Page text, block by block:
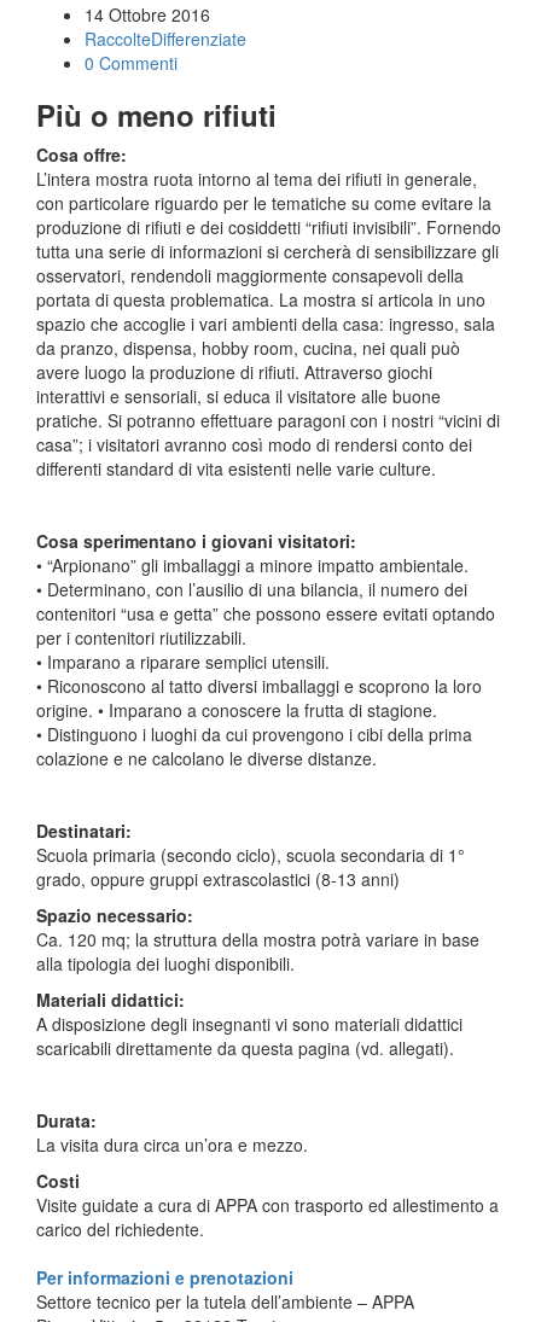
14 Ottobre 2016
RaccolteDifferenziate
0 Commenti
Più o meno rifiuti
Cosa offre:
L’intera mostra ruota intorno al tema dei rifiuti in generale,
con particolare riguardo per le tematiche su come evitare la
produzione di rifiuti e dei cosiddetti “rifiuti invisibili”. Fornendo
tutta una serie di informazioni si cercherà di sensibilizzare gli
osservatori, rendendoli maggiormente consapevoli della
portata di questa problematica. La mostra si articola in uno
spazio che accoglie i vari ambienti della casa: ingresso, sala
da pranzo, dispensa, hobby room, cucina, nei quali può
avere luogo la produzione di rifiuti. Attraverso giochi
interattivi e sensoriali, si educa il visitatore alle buone
pratiche. Si potranno effettuare paragoni con i nostri “vicini di
casa”; i visitatori avranno così modo di rendersi conto dei
differenti standard di vita esistenti nelle varie culture.
Cosa sperimentano i giovani visitatori:
• “Arpionano” gli imballaggi a minore impatto ambientale.
• Determinano, con l’ausilio di una bilancia, il numero dei
contenitori “usa e getta” che possono essere evitati optando
per i contenitori riutilizzabili.
• Imparano a riparare semplici utensili.
• Riconoscono al tatto diversi imballaggi e scoprono la loro
origine. • Imparano a conoscere la frutta di stagione.
• Distinguono i luoghi da cui provengono i cibi della prima
colazione e ne calcolano le diverse distanze.
Destinatari:
Scuola primaria (secondo ciclo), scuola secondaria di 1°
grado, oppure gruppi extrascolastici (8-13 anni)
Spazio necessario:
Ca. 120 mq; la struttura della mostra potrà variare in base
alla tipologia dei luoghi disponibili.
Materiali didattici:
A disposizione degli insegnanti vi sono materiali didattici
scaricabili direttamente da questa pagina (vd. allegati).
Durata:
La visita dura circa un’ora e mezzo.
Costi
Visite guidate a cura di APPA con trasporto ed allestimento a
carico del richiedente.
Per informazioni e prenotazioni
Settore tecnico per la tutela dell’ambiente – APPA